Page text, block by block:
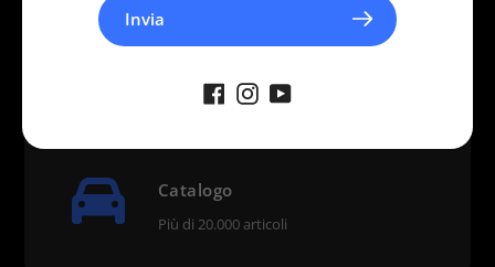
Catalogo
Più di 20.000 articoli
Invia